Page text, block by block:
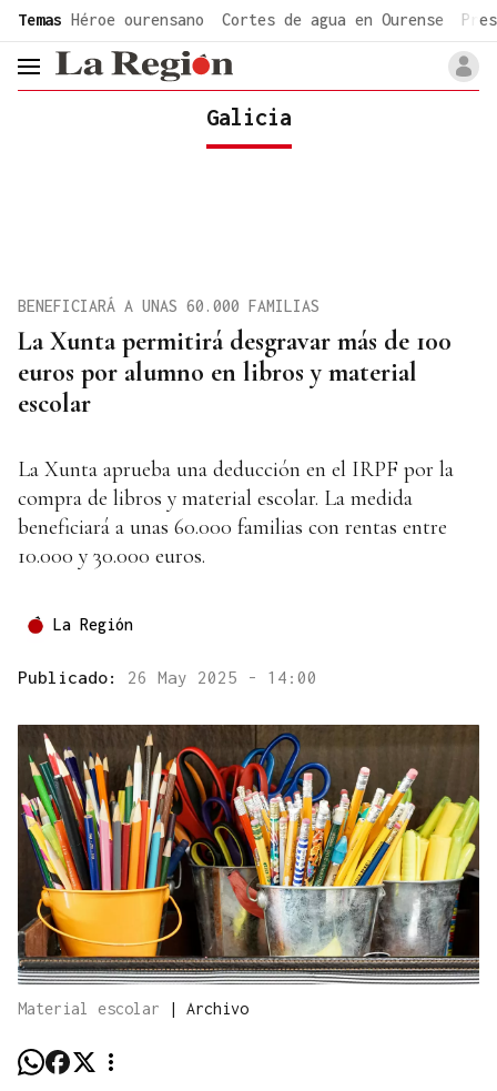
common.go-to-content
Temas Héroe ourensano Cortes de agua en Ourense
header.menu.open
Galicia
La Xunta permitirá desgravar más de 100
euros por alumno en libros y material
escolar
BENEFICIARÁ A UNAS 60.000 FAMILIAS
La Xunta aprueba una deducción en el IRPF por la
compra de libros y material escolar. La medida
beneficiará a unas 60.000 familias con rentas entre
10.000 y 30.000 euros.
La Región
Publicado: 26 May 2025 - 14:00
Material escolar | Archivo